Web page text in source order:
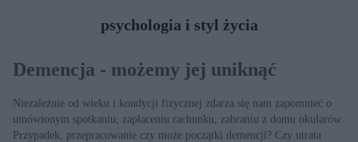
psychologia i styl życia
Demencja - możemy jej uniknąć
Niezależnie od wieku i kondycji fizycznej zdarza się nam zapomnieć o
umówionym spotkaniu, zapłaceniu rachunku, zabraniu z domu okularów.
Przypadek, przepracowanie czy może początki demencji? Czy utrata